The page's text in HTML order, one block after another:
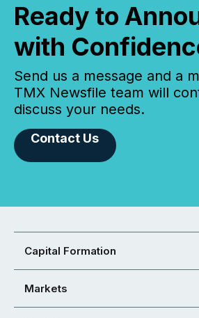
Ready to
with
Send us a message and a
TMX Newsfile team will
discuss your needs.
Contact Us
Capital Formation
Markets